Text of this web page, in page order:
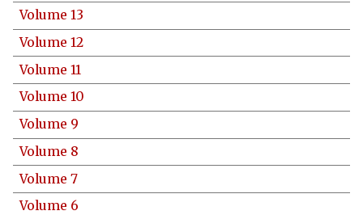
Volume 13
Volume 12
Volume 11
Volume 10
Volume 9
Volume 8
Volume 7
Volume 6